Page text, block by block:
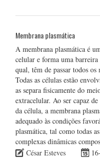
Membrana plasmática
A membrana plasmática é
celular e forma uma barreira
qual, têm de passar todos
Todas as células estão
as separa fisicamente do
extracelular. Ao ser capaz
da célula, a membrana
adequado às condições
plasmática, tal como todas
complexas dinâmicas
César Esteves